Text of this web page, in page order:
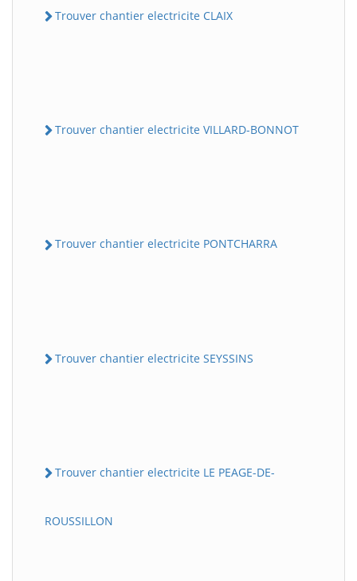
Trouver chantier electricite CLAIX
Trouver chantier electricite VILLARD-BONNOT
Trouver chantier electricite PONTCHARRA
Trouver chantier electricite SEYSSINS
Trouver chantier electricite LE PEAGE-DE-
ROUSSILLON